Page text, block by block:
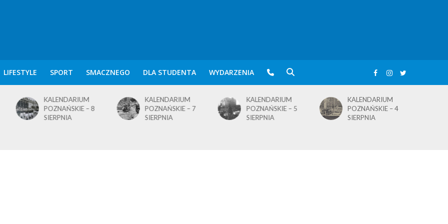
LIFESTYLE SPORT SMACZNEGO DLA STUDENTA WYDARZENIA
KALENDARIUM
POZNAŃSKIE – 7
SIERPNIA
KALENDARIUM
POZNAŃSKIE – 5
SIERPNIA
KALENDARIUM
POZNAŃSKIE – 4
SIERPNIA
KALENDARIUM
POZNAŃSKIE – 1
SIERPNIA